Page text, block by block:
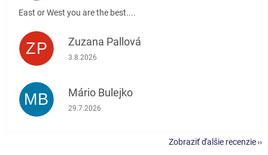
East or West you are the best....
ZP Zuzana Pallová
Hodnotenie obchodu je 5 z 5 hviezdičiek.
3.8.2026
MB Mário Bulejko
Hodnotenie obchodu je 5 z 5 hviezdičiek.
29.7.2026
Zobraziť ďalšie recenzie